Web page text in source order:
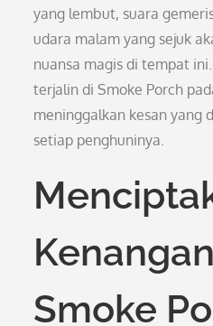
yang lembut, suara
udara malam yang sejuk
nuansa magis di tempat
terjalin di Smoke Porch
meninggalkan kesan yang
setiap penghuninya.
Smoke